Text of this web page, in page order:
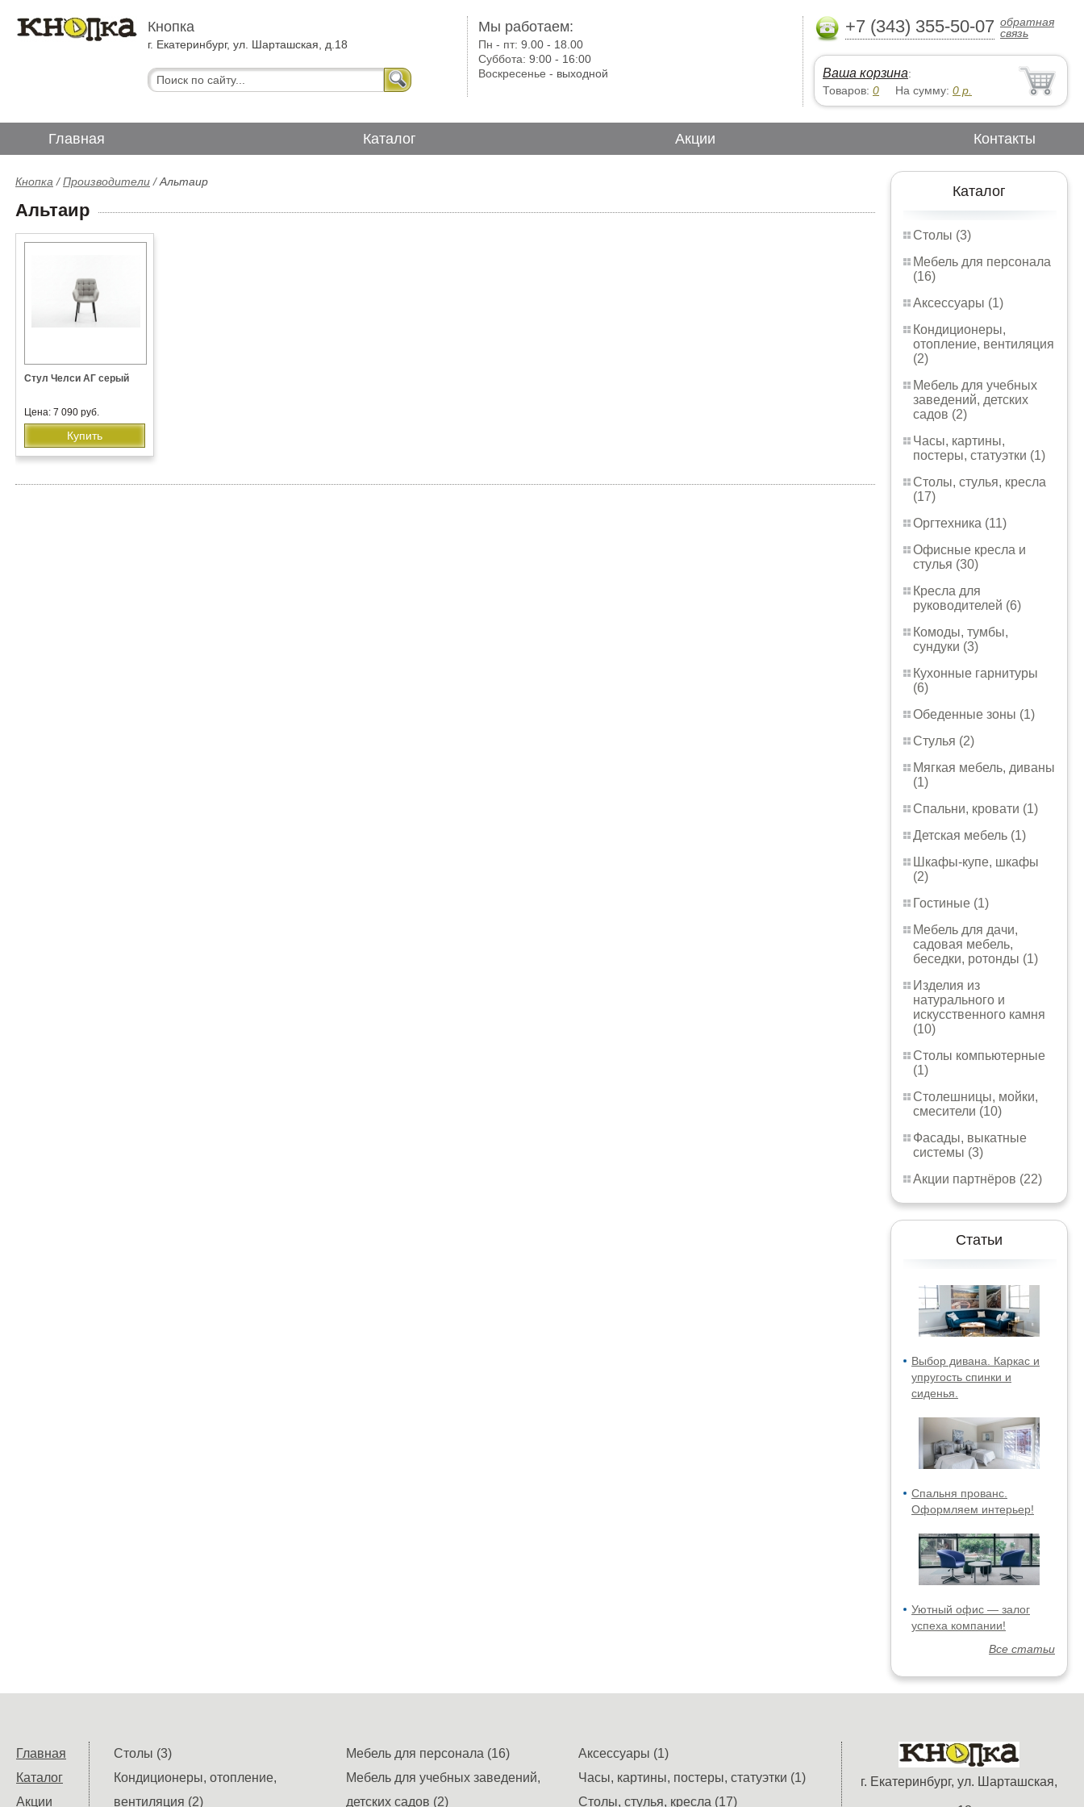
Кнопка
г. Екатеринбург, ул. Шарташская, д.18
Мы работаем:
Пн - пт:9.00 - 18.00
Суббота:9:00 - 16:00
Воскресенье - выходной
+7 (343) 355-50-07 обратная
связь
Ваша корзина:
Товаров: 0 На сумму: 0 р.
Главная Каталог Акции Контакты
Каталог
Столы (3)
Мебель для персонала
(16)
Аксессуары (1)
Кондиционеры,
отопление, вентиляция
(2)
Мебель для учебных
заведений, детских
садов (2)
Часы, картины,
постеры, статуэтки (1)
Столы, стулья, кресла
(17)
Оргтехника (11)
Офисные кресла и
стулья (30)
Кресла для
руководителей (6)
Комоды, тумбы,
сундуки (3)
Кухонные гарнитуры
(6)
Обеденные зоны (1)
Стулья (2)
Мягкая мебель, диваны
(1)
Спальни, кровати (1)
Детская мебель (1)
Шкафы-купе, шкафы
(2)
Гостиные (1)
Мебель для дачи,
садовая мебель,
беседки, ротонды (1)
Изделия из
натурального и
искусственного камня
(10)
Столы компьютерные
(1)
Столешницы, мойки,
смесители (10)
Фасады, выкатные
системы (3)
Акции партнёров (22)
Статьи
Выбор дивана. Каркас и
упругость спинки и
сиденья.
Спальня прованс.
Оформляем интерьер!
Уютный офис — залог
успеха компании!
Все статьи
Кнопка /Производители /Альтаир
Альтаир
Стул Челси АГ серый
Цена: 7 090 руб.
Купить
Главная
Каталог
Акции
г. Екатеринбург, ул. Шарташская,
Столы (3) Мебель для персонала (16)
Аксессуары (1)
Кондиционеры, отопление,
вентиляция (2)
Мебель для учебных заведений,
детских садов (2)
Часы, картины, постеры, статуэтки (1)
Столы, стулья, кресла (17)